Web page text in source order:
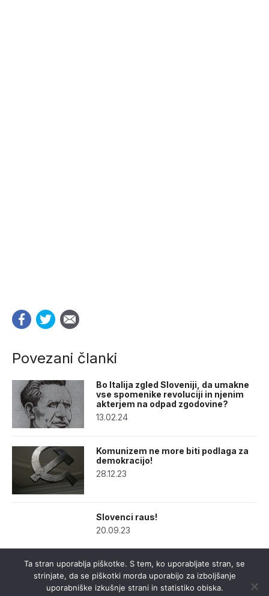
Povezani članki
Bo Italija zgled Sloveniji, da umakne
vse spomenike revoluciji in njenim
akterjem na odpad zgodovine?
13.02.24
Komunizem ne more biti podlaga za
demokracijo!
28.12.23
Slovenci raus!
20.09.23
Ta stran uporablja piškotke. S tem, ko uporabljate stran, se
strinjate, da se piškotki morda uporabijo za izboljšanje
uporabniške izkušnje strani in statistiko obiska.